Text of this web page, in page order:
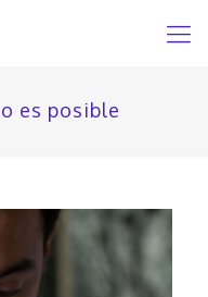
es posible